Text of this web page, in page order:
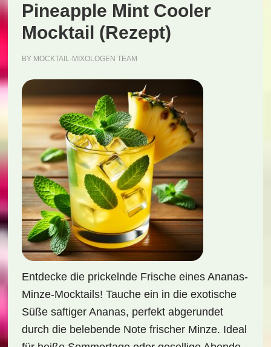
Pineapple Mint Cooler
Mocktail (Rezept)
BY MOCKTAIL-MIXOLOGEN TEAM
Entdecke die prickelnde Frische eines Ananas-
Minze-Mocktails! Tauche ein in die exotische
Süße saftiger Ananas, perfekt abgerundet
durch die belebende Note frischer Minze. Ideal